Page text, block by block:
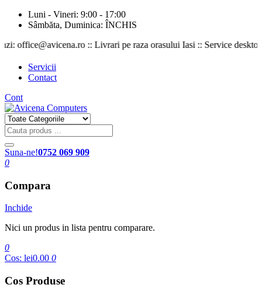
Luni - Vineri: 9:00 - 17:00
Sâmbăta, Duminica: ÎNCHIS
office@avicena.ro :: Livrari pe raza orasului Iasi :: Service desktop
Servicii
Contact
Cont
Suna-ne!0752 069 909
0
Compara
Inchide
Nici un produs in lista pentru comparare.
0
Cos: lei0.00 0
Cos Produse